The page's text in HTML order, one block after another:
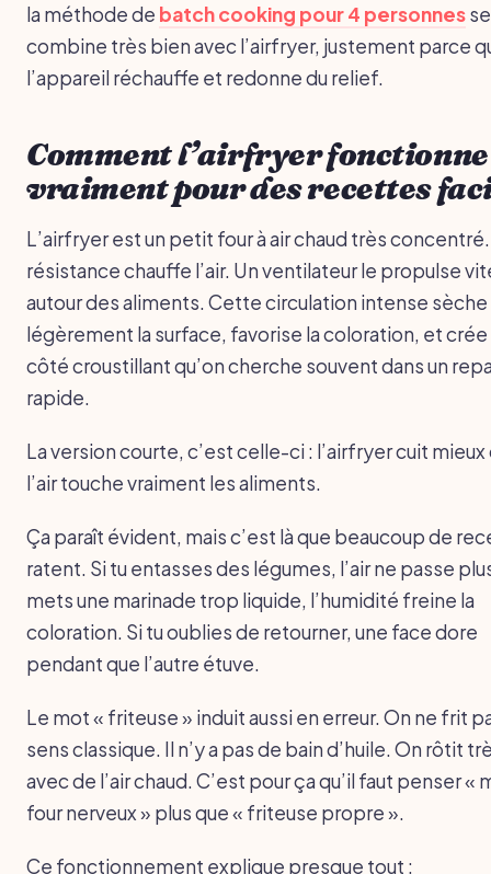
la méthode de batch cooking pour 4 personnesse
combine très bien avec l’airfryer, justement parce
l’appareil réchauffe et redonne du relief.
Comment l’airfryer fonctionne
vraiment pour des recettes
L’airfryer est un petit four à air chaud très
résistance chauffe l’air. Un ventilateur le propulse
autour des aliments. Cette circulation intense sèche
légèrement la surface, favorise la coloration, et
côté croustillant qu’on cherche souvent dans un
rapide.
La version courte, c’est celle-ci : l’airfryer cuit mieux
l’air touche vraiment les aliments.
Ça paraît évident, mais c’est là que beaucoup de
ratent. Si tu entasses des légumes, l’air ne passe
mets une marinade trop liquide, l’humidité freine la
coloration. Si tu oublies de retourner, une face dore
pendant que l’autre étuve.
Le mot « friteuse » induit aussi en erreur. On ne frit
sens classique. Il n’y a pas de bain d’huile. On rôtit
avec de l’air chaud. C’est pour ça qu’il faut penser «
four nerveux » plus que « friteuse propre ».
Ce fonctionnement explique presque tout :